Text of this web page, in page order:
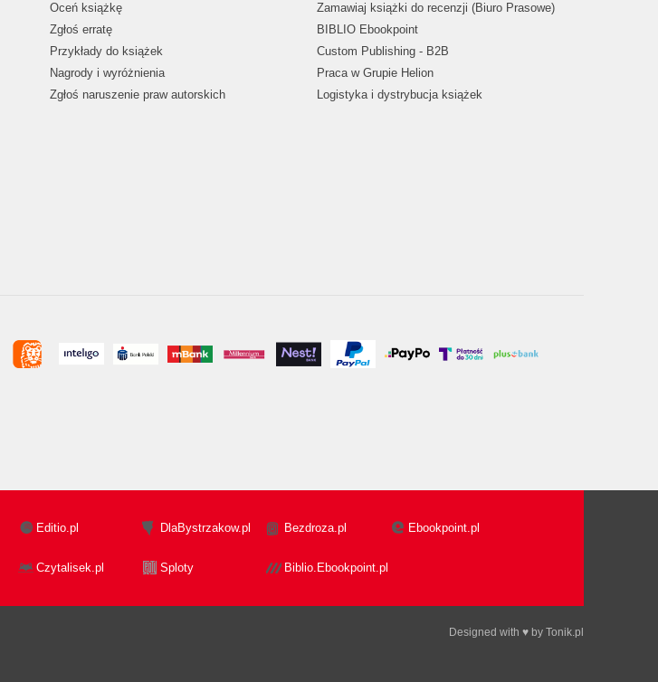
Oceń książkę
Zgłoś erratę
Przykłady do książek
Nagrody i wyróżnienia
Zgłoś naruszenie praw autorskich
Zamawiaj książki do recenzji (Biuro Prasowe)
BIBLIO Ebookpoint
Custom Publishing - B2B
Praca w Grupie Helion
Logistyka i dystrybucja książek
Editio.pl DlaBystrzakow.pl Bezdroza.pl Ebookpoint.pl
Czytalisek.pl Sploty Biblio.Ebookpoint.pl
Designed with ♥ by Tonik.pl